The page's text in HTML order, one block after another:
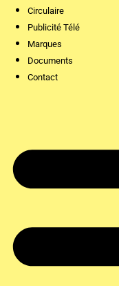
Circulaire
Publicité Télé
Marques
Documents
Contact